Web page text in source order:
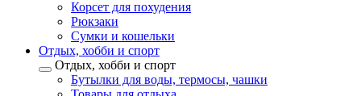
Корсет для похудения
Рюкзаки
Сумки и кошельки
Отдых, хобби и спорт
Отдых, хобби и спорт
Бутылки для воды, термосы, чашки